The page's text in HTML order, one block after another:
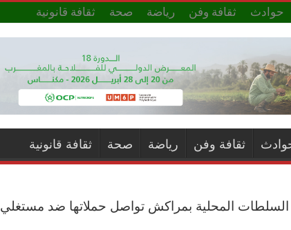
حوادث ثقافة وفن رياضة صحة ثقافة قانونية
ثقافة وفن رياضة صحة ثقافة قانونية
السلطات المحلية بمراكش تواصل حملاتها ضد مستغلي